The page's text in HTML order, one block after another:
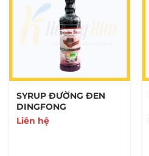
SYRUP ĐƯỜNG ĐEN
DINGFONG
Liên hệ